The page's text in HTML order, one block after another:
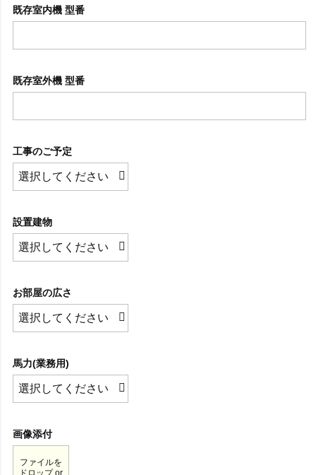
既存室内機 型番
既存室外機 型番
工事のご予定
設置建物
お部屋の広さ
馬力(業務用)
画像添付
ファイルを